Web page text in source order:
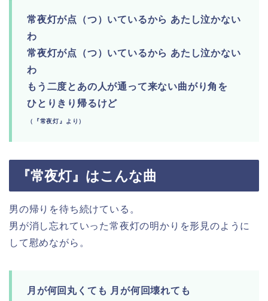
常夜灯が点（つ）いているから あたし泣かない
わ
常夜灯が点（つ）いているから あたし泣かない
わ
もう二度とあの人が通って来ない曲がり角を
ひとりきり帰るけど
（『常夜灯』より）
『常夜灯』はこんな曲
男の帰りを待ち続けている。
男が消し忘れていった常夜灯の明かりを形見のように
して慰めながら。
月が何回丸くても 月が何回壊れても